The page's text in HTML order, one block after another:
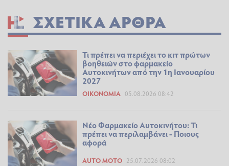
ΣΧΕΤΙΚΆ ΆΡΘΡΑ
Τι πρέπει να περιέχει το κιτ πρώτων
βοηθειών στο φαρμακείο
Αυτοκινήτων από την 1η Ιανουαρίου
2027
ΟΙΚΟΝΟΜΊΑ 05.08.2026 08:42
Νέο Φαρμακείο Αυτοκινήτου: Τι
πρέπει να περιλαμβάνει - Ποιους
αφορά
AUTO MOTO 25.07.2026 08:02